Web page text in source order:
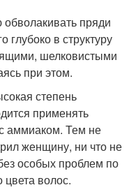
пряди
в структуру
шелковистыми
при этом.
степень
применять
аммиаком. Тем не
женщину, ни что не
особых проблем по
волос.